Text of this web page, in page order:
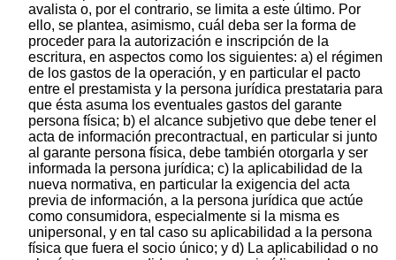
avalista o, por el contrario, se limita a este último. Por
ello, se plantea, asimismo, cuál deba ser la forma de
proceder para la autorización e inscripción de la
escritura, en aspectos como los siguientes: a) el régimen
de los gastos de la operación, y en particular el pacto
entre el prestamista y la persona jurídica prestataria para
que ésta asuma los eventuales gastos del garante
persona física; b) el alcance subjetivo que debe tener el
acta de información precontractual, en particular si junto
al garante persona física, debe también otorgarla y ser
informada la persona jurídica; c) la aplicabilidad de la
nueva normativa, en particular la exigencia del acta
previa de información, a la persona jurídica que actúe
como consumidora, especialmente si la misma es
unipersonal, y en tal caso su aplicabilidad a la persona
física que fuera el socio único; y d) La aplicabilidad o no